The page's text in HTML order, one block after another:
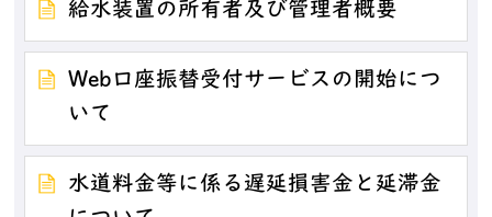
給水装置の所有者及び管理者概要
Web口座振替受付サービスの開始につ
いて
水道料金等に係る遅延損害金と延滞金